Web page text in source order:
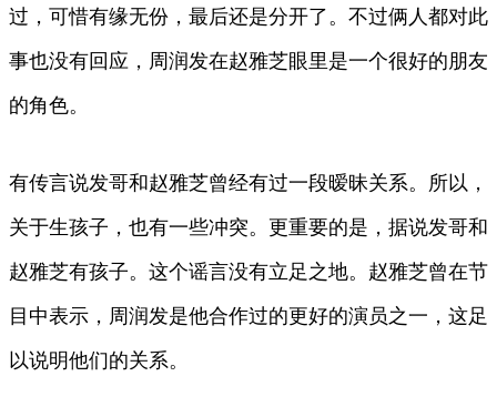
过，可惜有缘无份，最后还是分开了。不过俩人都对此
事也没有回应，周润发在赵雅芝眼里是一个很好的朋友
的角色。
有传言说发哥和赵雅芝曾经有过一段暧昧关系。所以，
关于生孩子，也有一些冲突。更重要的是，据说发哥和
赵雅芝有孩子。这个谣言没有立足之地。赵雅芝曾在节
目中表示，周润发是他合作过的更好的演员之一，这足
以说明他们的关系。